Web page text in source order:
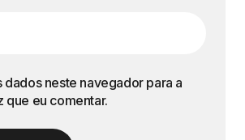
dados neste navegador para a
que eu comentar.